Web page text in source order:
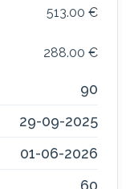
513.00 €
288.00 €
90
29-09-2025
01-06-2026
60